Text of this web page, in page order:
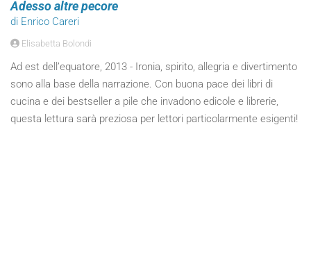
Adesso altre pecore
di Enrico Careri
Elisabetta Bolondi
Ad est dell’equatore, 2013 - Ironia, spirito, allegria e divertimento
sono alla base della narrazione. Con buona pace dei libri di
cucina e dei bestseller a pile che invadono edicole e librerie,
questa lettura sarà preziosa per lettori particolarmente esigenti!